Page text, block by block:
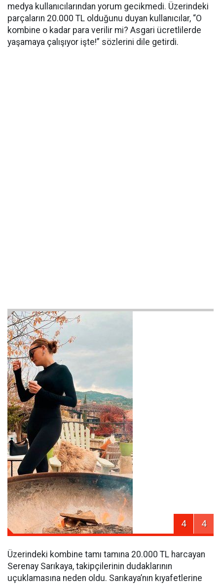
medya kullanıcılarından yorum gecikmedi. Üzerindeki
parçaların 20.000 TL olduğunu duyan kullanıcılar, “O
kombine o kadar para verilir mi? Asgari ücretlilerde
yaşamaya çalışıyor işte!” sözlerini dile getirdi.
4 4
Üzerindeki kombine tamı tamına 20.000 TL harcayan
Serenay Sarıkaya, takipçilerinin dudaklarının
uçuklamasına neden oldu. Sarıkaya’nın kıyafetlerine